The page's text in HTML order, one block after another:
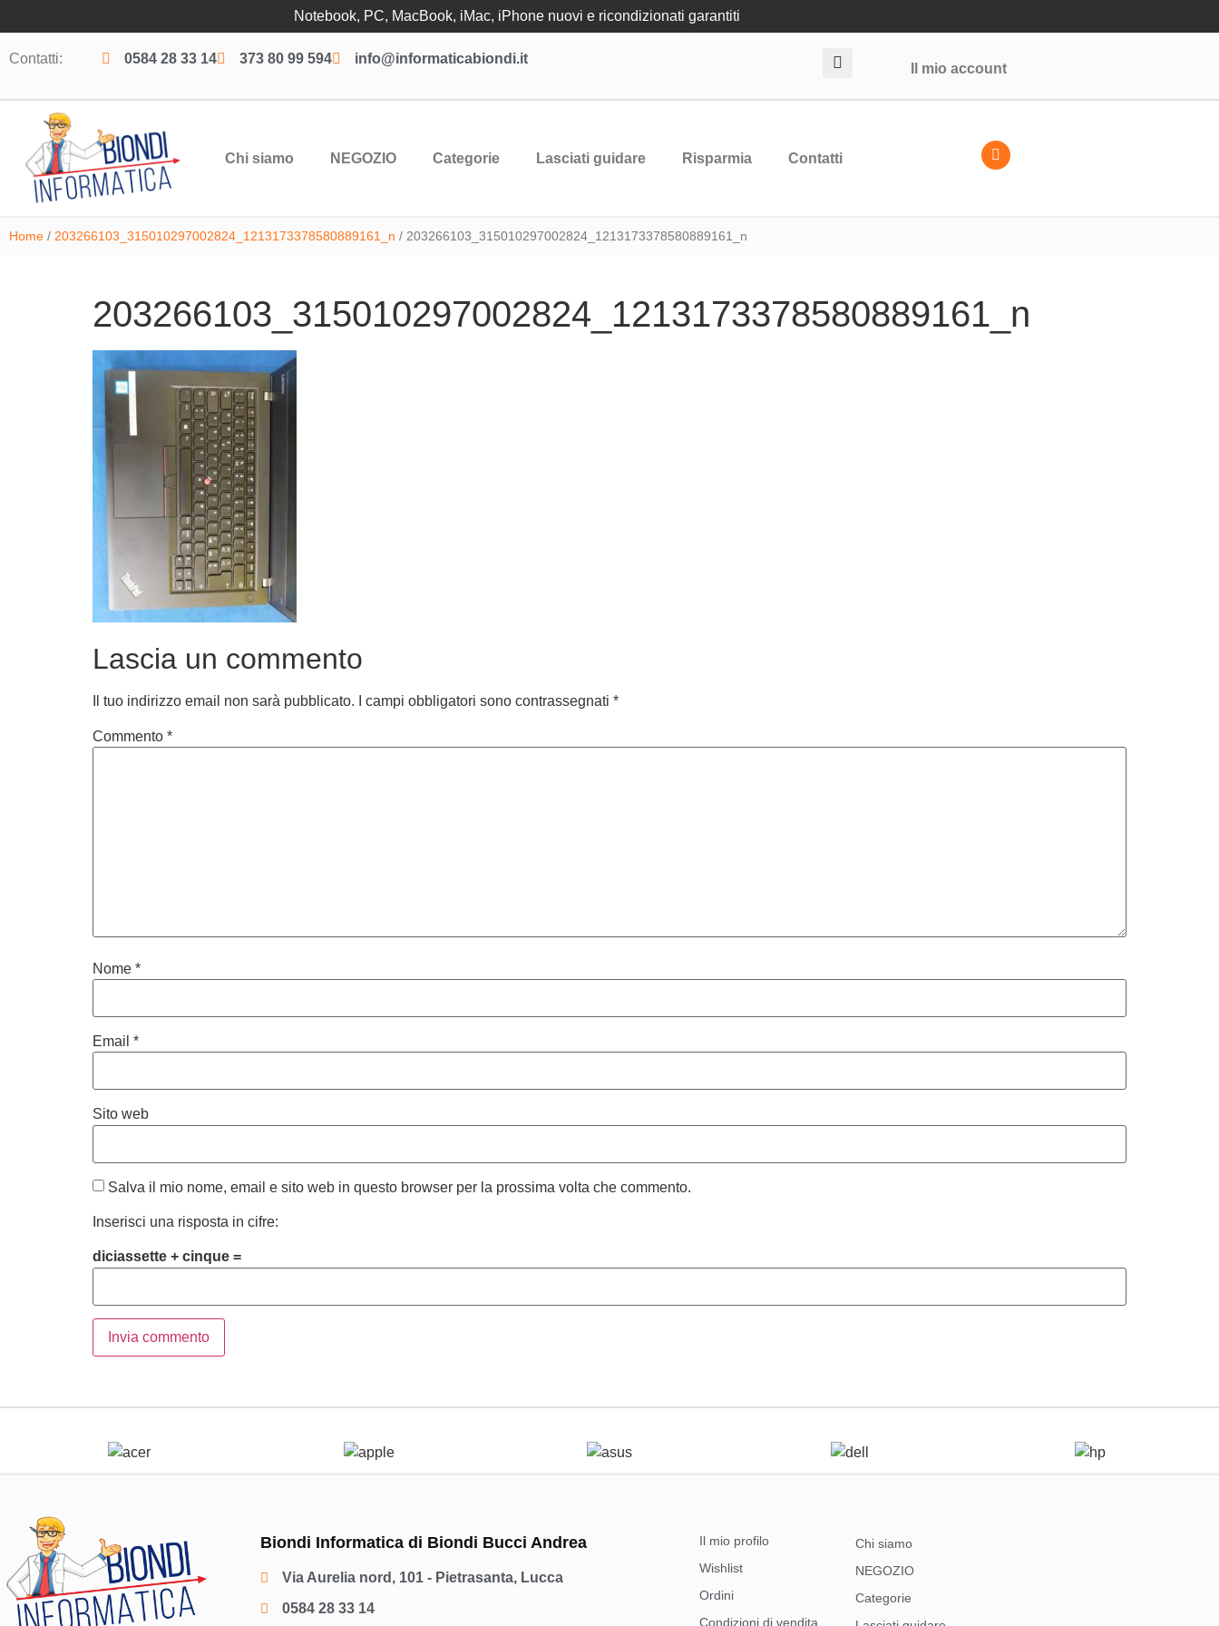
Notebook, PC, MacBook, iMac, iPhone nuovi e ricondizionati garantiti
Contatti: 0584 28 33 14 373 80 99 594 info@informaticabiondi.it
Il mio account
Chi siamo NEGOZIO Categorie Lasciati guidare Risparmia Contatti
Home / 203266103_315010297002824_1213173378580889161_n / 203266103_315010297002824_1213173378580889161_n
203266103_315010297002824_1213173378580889161_n
Lascia un commento
Il tuo indirizzo email non sarà pubblicato. I campi obbligatori sono contrassegnati *
Commento *
Nome *
Email *
Sito web
Salva il mio nome, email e sito web in questo browser per la prossima volta che commento.
Inserisci una risposta in cifre:
diciassette + cinque =
Biondi Informatica di Biondi Bucci Andrea
Via Aurelia nord, 101 - Pietrasanta, Lucca
0584 28 33 14
Il mio profilo
Wishlist
Ordini
Condizioni di vendita
Chi siamo
NEGOZIO
Categorie